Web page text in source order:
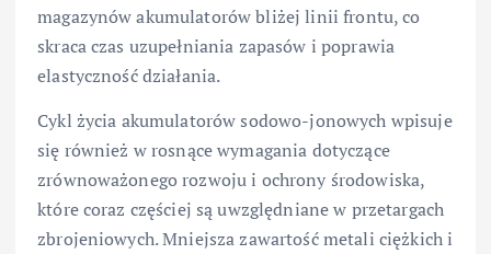
magazynów akumulatorów bliżej linii frontu, co
skraca czas uzupełniania zapasów i poprawia
elastyczność działania.
Cykl życia akumulatorów sodowo-jonowych wpisuje
się również w rosnące wymagania dotyczące
zrównoważonego rozwoju i ochrony środowiska,
które coraz częściej są uwzględniane w przetargach
zbrojeniowych. Mniejsza zawartość metali ciężkich i